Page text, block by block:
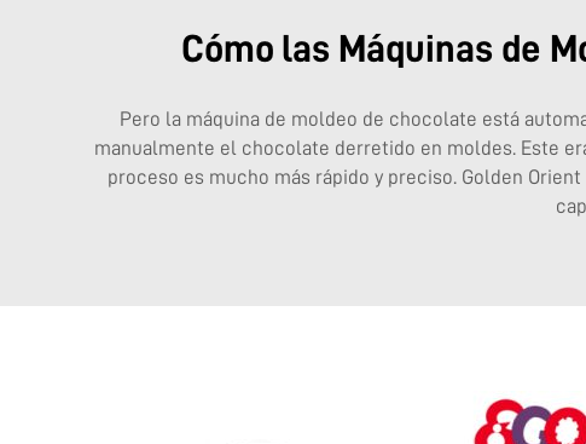
Cómo las Máquinas de
Pero la máquina de moldeo de chocolate está
manualmente el chocolate derretido en moldes. Este
proceso es mucho más rápido y preciso. Golden